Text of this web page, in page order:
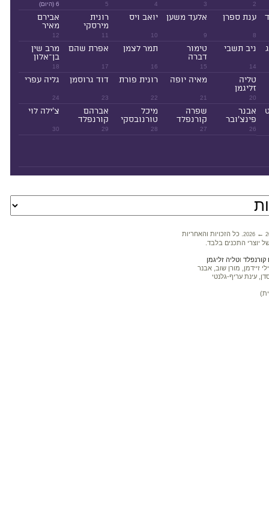
2
3
4
5 6 (היום)
8
ענת ספרן
9
אלעד משען
10
יואב ויס
11
רונית
מירסקי
12
אבירם
מאיר
14
ניב תשבי
15
טימור
דברה
16
תמר לצמן
17
אפרת שהם
18
מרב שין
בן־אלון
20
טליה
זליגמן
21
מאיה יופה
22
רונית פורת
23
דוד גרוסמן
24
גליה עפרי
26
אבנר
פינצ'ובר
27
שפרה
קורנפלד
28
מיכל
טורנובסקי
29
אברהם
קורנפלד
30
צ'ילה לוי
2026 ←
. כל הזכויות והאחריות
יוצרי התכנים בלבד.
וטליה זליגמן
זיידמן, מורן שוב, אבנר
עינת עריף-גלנטי